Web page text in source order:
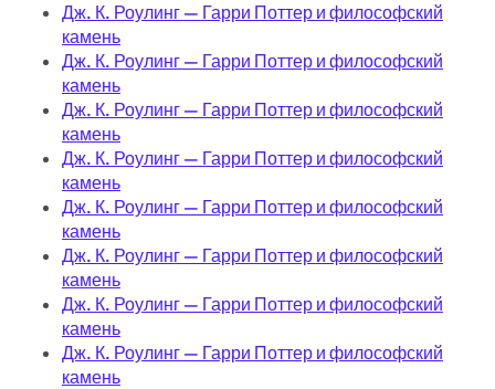
Дж. К. Роулинг — Гарри Поттер и философский
камень
Дж. К. Роулинг — Гарри Поттер и философский
камень
Дж. К. Роулинг — Гарри Поттер и философский
камень
Дж. К. Роулинг — Гарри Поттер и философский
камень
Дж. К. Роулинг — Гарри Поттер и философский
камень
Дж. К. Роулинг — Гарри Поттер и философский
камень
Дж. К. Роулинг — Гарри Поттер и философский
камень
Дж. К. Роулинг — Гарри Поттер и философский
камень